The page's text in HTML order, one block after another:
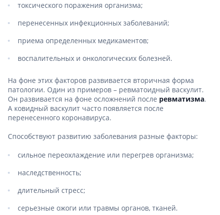
токсического поражения организма;
перенесенных инфекционных заболеваний;
приема определенных медикаментов;
воспалительных и онкологических болезней.
На фоне этих факторов развивается вторичная форма
патологии. Один из примеров – ревматоидный васкулит.
Он развивается на фоне осложнений после ревматизма.
А ковидный васкулит часто появляется после
перенесенного коронавируса.
Способствуют развитию заболевания разные факторы:
сильное переохлаждение или перегрев организма;
наследственность;
длительный стресс;
серьезные ожоги или травмы органов, тканей.